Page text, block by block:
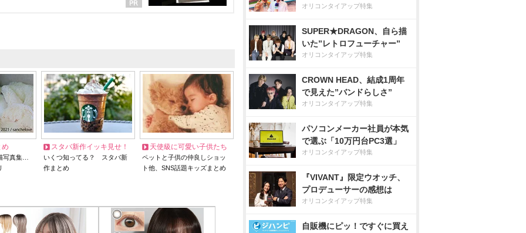
め
写真集…
スタバ新作イッキ見せ！
いくつ知ってる？ スタバ新
作まとめ
天使級に可愛い子供たち
ペットと子供の仲良しショッ
ト他、SNS話題キッズまとめ
オリコンタイアップ特集
SUPER★DRAGON、自ら描
いた”レトロフューチャー”
オリコンタイアップ特集
CROWN HEAD、結成1周年
で見えた”バンドらしさ”
オリコンタイアップ特集
パソコンメーカー社員が本気
で選ぶ「10万円台PC3選」
オリコンタイアップ特集
『VIVANT』限定ウオッチ、
プロデューサーの感想は
オリコンタイアップ特集
自販機にピッ！ですぐに買え